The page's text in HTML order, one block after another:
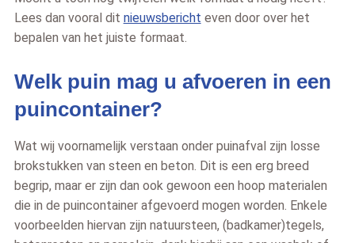
Lees dan vooral dit nieuwsbericht even door over het
bepalen van het juiste formaat.
Welk puin mag u afvoeren in een
puincontainer?
Wat wij voornamelijk verstaan onder puinafval zijn losse
brokstukken van steen en beton. Dit is een erg breed
begrip, maar er zijn dan ook gewoon een hoop materialen
die in de puincontainer afgevoerd mogen worden. Enkele
voorbeelden hiervan zijn natuursteen, (badkamer)tegels,